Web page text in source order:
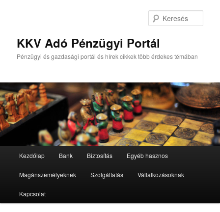
KKV Adó Pénzügyi Portál
Pénzügyi és gazdasági portál és hírek cikkek több érdekes témában
Kezdőlap Bank Biztosítás Egyéb hasznos
Magánszemélyeknek Szolgáltatás Vállalkozásoknak
Kapcsolat